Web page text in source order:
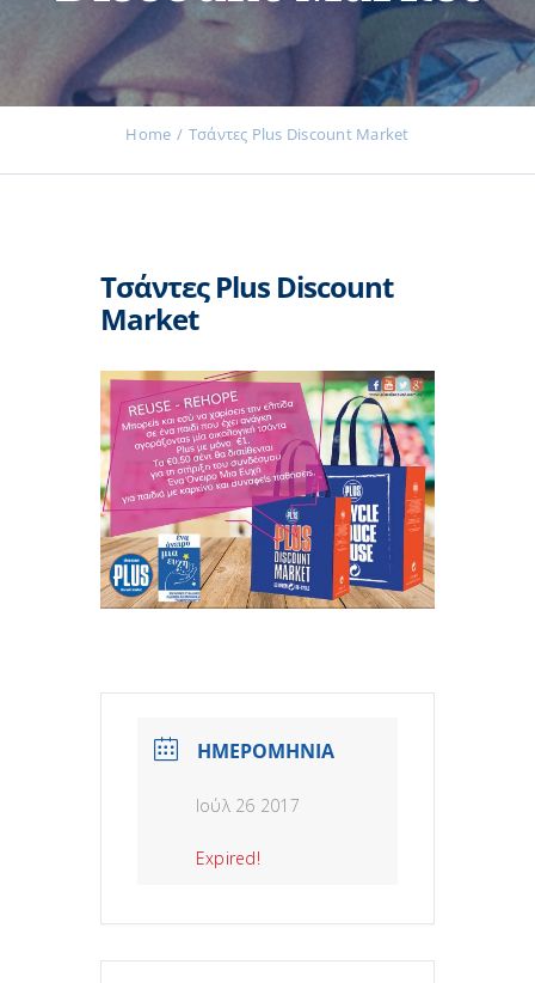
Εκδηλώσεις
Προϊόντα
Επικοινωνία
Εισφορές
Home Τσάντες Plus Discount Market
Τσάντες Plus Discount
Market
ΗΜΕΡΟΜΗΝΙΑ
Ιούλ 26 2017
Expired!